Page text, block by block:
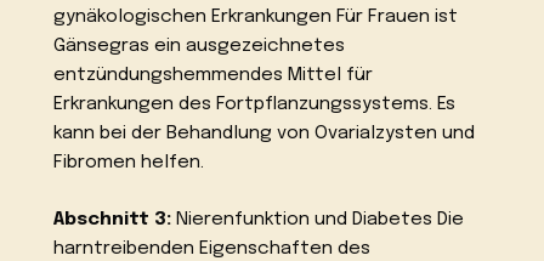
gynäkologischen Erkrankungen Für Frauen ist
Gänsegras ein ausgezeichnetes
entzündungshemmendes Mittel für
Erkrankungen des Fortpflanzungssystems. Es
kann bei der Behandlung von Ovarialzysten und
Fibromen helfen.
Abschnitt 3: Nierenfunktion und Diabetes Die
harntreibenden Eigenschaften des